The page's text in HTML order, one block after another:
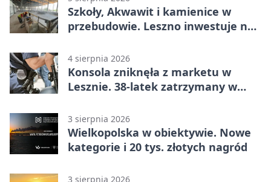
Szkoły, Akwawit i kamienice w
przebudowie. Leszno inwestuje na
4 sierpnia 2026
Konsola zniknęła z marketu w
Lesznie. 38-latek zatrzymany w
3 sierpnia 2026
Wielkopolska w obiektywie. Nowe
kategorie i 20 tys. złotych nagród
3 sierpnia 2026